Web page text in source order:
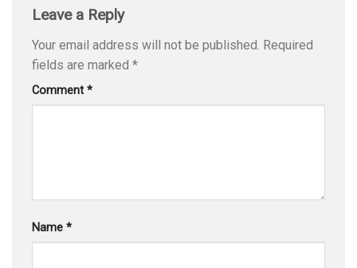
Leave a Reply
Your email address will not be published. Required
fields are marked *
Comment *
Name *